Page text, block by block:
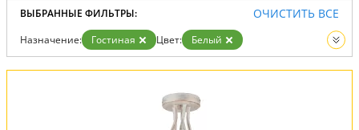
ВЫБРАННЫЕ ФИЛЬТРЫ: ОЧИСТИТЬ ВСЕ
Назначение: Гостиная Цвет:
Белый
Вид:
Люстры